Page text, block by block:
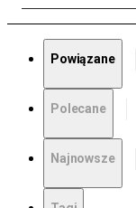
Powiązane
Polecane
Najnowsze